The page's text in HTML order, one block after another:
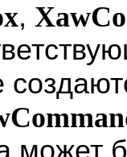
,
может